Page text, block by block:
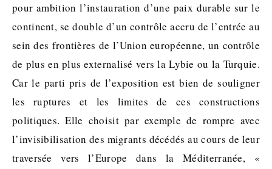
pour ambition l’instauration d’une paix durable sur le
continent, se double d’un contrôle accru de l’entrée au
sein des frontières de l’Union européenne, un contrôle
de plus en plus externalisé vers la Lybie ou la Turquie.
Car le parti pris de l’exposition est bien de souligner
les ruptures et les limites de ces constructions
politiques. Elle choisit par exemple de rompre avec
l’invisibilisation des migrants décédés au cours de leur
traversée vers l’Europe dans la Méditerranée, «